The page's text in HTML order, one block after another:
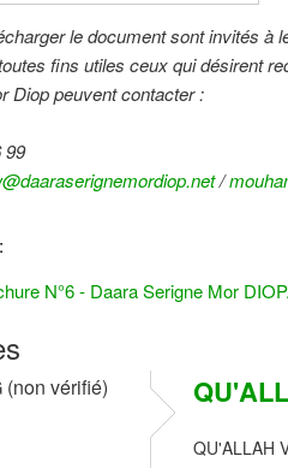
le document sont invités à
fins utiles ceux qui désirent
Diop peuvent contacter :
99
/
N°6 - Daara Serigne Mor
vérifié)
QU'ALLAH